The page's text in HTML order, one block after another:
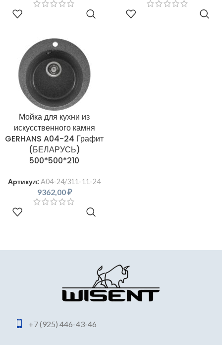
Мойка для кухни из
искусственного камня
GERHANS A04-24 Графит
(БЕЛАРУСЬ)
500*500*210
Артикул: A04-24/311-11-24
9362,00₽
+7 (925) 446-43-46